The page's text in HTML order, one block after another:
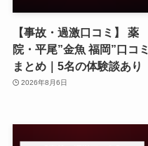
【事故・過激口コミ】 薬
院・平尾”金魚 福岡”口コミ
まとめ｜5名の体験談あり
2026年8月6日